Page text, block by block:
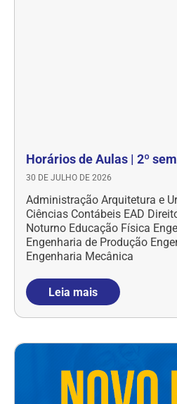
Horários de Aulas | 2º
30 DE JULHO DE 2026
Administração Arquitetura e
Ciências Contábeis EAD
Noturno Educação Física
Engenharia de Produção
Engenharia Mecânica
Leia mais